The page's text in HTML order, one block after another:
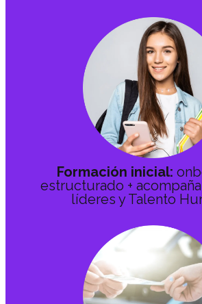
Formación inicial:
estructurado +
líderes y Talento